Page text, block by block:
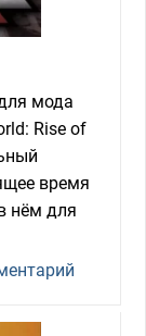
мода
Rise of
время
нём для